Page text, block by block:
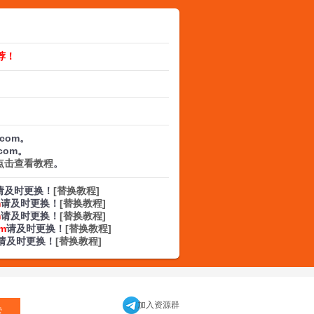
！
。
。
击查看教程。
及时更换！ [替换教程]
请及时更换！ [替换教程]
请及时更换！ [替换教程]
请及时更换！ [替换教程]
及时更换！ [替换教程]
加入资源群